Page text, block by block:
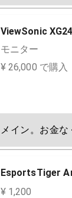
ViewSonic
モニター
¥ 26,000 で購入
メイン。お金
EsportsTiger
¥ 1,200